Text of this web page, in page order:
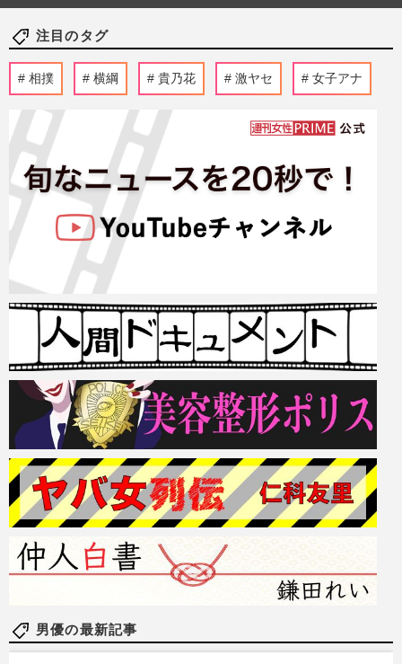
注目のタグ
相撲 横綱 貴乃花 激ヤセ 女子アナ
男優の最新記事